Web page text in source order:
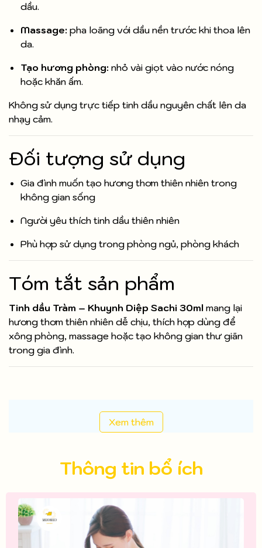
dầu.
Massage: pha loãng với dầu nền trước khi thoa lên
da.
Tạo hương phòng: nhỏ vài giọt vào nước nóng
hoặc khăn ấm.
Không sử dụng trực tiếp tinh dầu nguyên chất lên da
nhạy cảm.
Đối tượng sử dụng
Gia đình muốn tạo hương thơm thiên nhiên trong
không gian sống
Người yêu thích tinh dầu thiên nhiên
Phù hợp sử dụng trong phòng ngủ, phòng khách
Tóm tắt sản phẩm
Tinh dầu Tràm – Khuynh Diệp Sachi 30ml mang lại
hương thơm thiên nhiên dễ chịu, thích hợp dùng để
xông phòng, massage hoặc tạo không gian thư giãn
trong gia đình.
Xem thêm
Thông tin bổ ích